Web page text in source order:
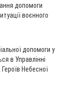
допомоги
воєнного
допомоги у
в Управлінні
Небесної